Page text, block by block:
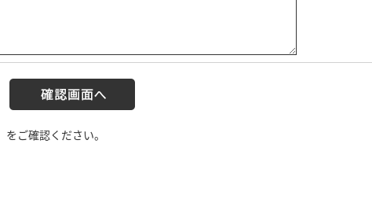
をご確認ください。